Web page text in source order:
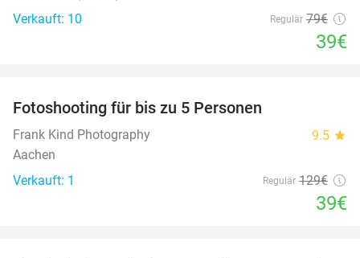
Verkauft: 10
Regulär 79€
39€
Fotoshooting für bis zu 5 Personen
Frank Kind Photography 9.5 star
Aachen
Verkauft: 1
Regulär 129€
39€